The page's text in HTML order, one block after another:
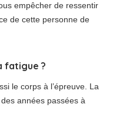
empêcher de ressentir
de cette personne de
fatigue ?
le corps à l’épreuve. La
années passées à